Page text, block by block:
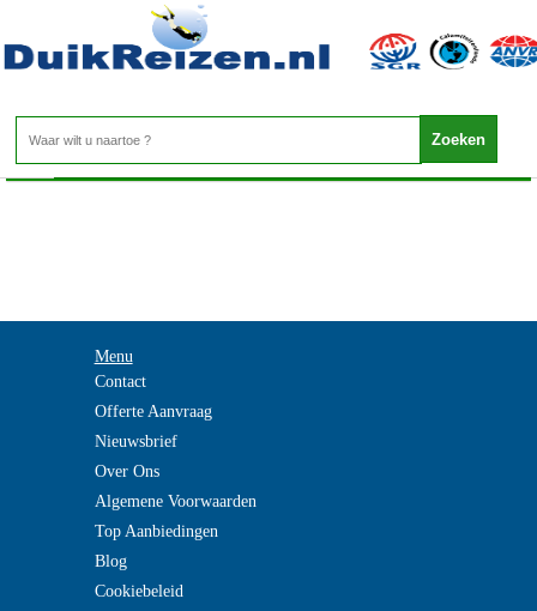
-
Home>
Menu
Contact
Offerte Aanvraag
Nieuwsbrief
Over Ons
Algemene Voorwaarden
Top Aanbiedingen
Blog
Cookiebeleid